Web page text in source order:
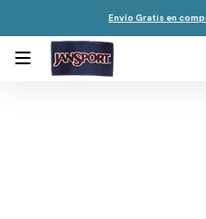
Envío Gratis en
